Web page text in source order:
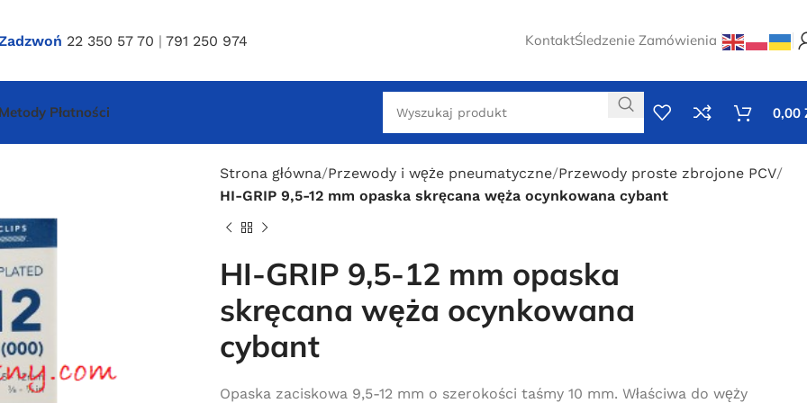
22 350 57 70 |791 250 974 KontaktŚledzenie Zamówienia
Metody Płatności 0,00
Strona główna Przewody i węże pneumatyczne Przewody proste zbrojone PCV
HI-GRIP 9,5-12 mm opaska skręcana węża ocynkowana cybant
HI-GRIP 9,5-12 mm opaska
skręcana węża ocynkowana
cybant
Opaska zaciskowa 9,5-12 mm o szerokości taśmy 10 mm. Właściwa do węży